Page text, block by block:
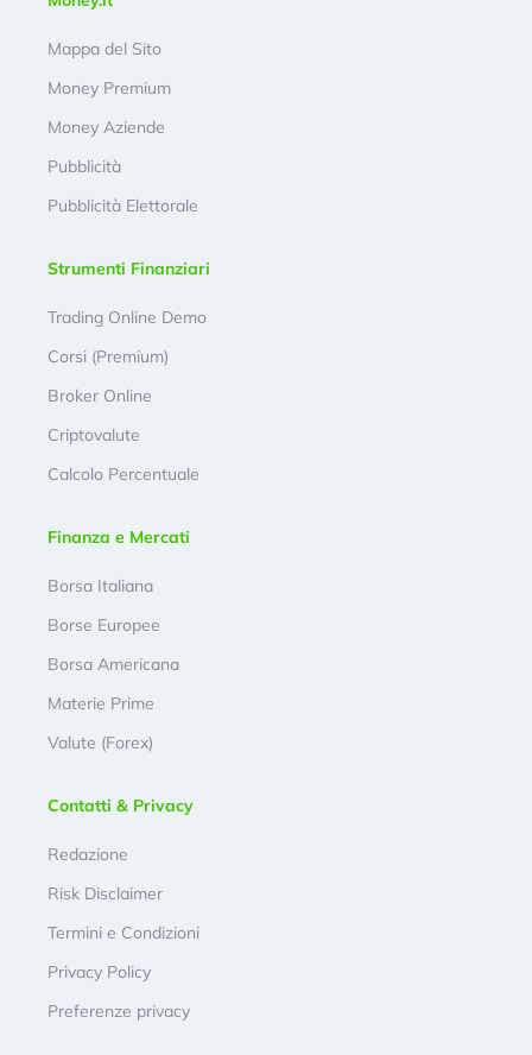
Mappa del Sito
Money Premium
Money Aziende
Pubblicità
Pubblicità Elettorale
Strumenti Finanziari
Trading Online Demo
Corsi (Premium)
Broker Online
Criptovalute
Calcolo Percentuale
Finanza e Mercati
Borsa Italiana
Borse Europee
Borsa Americana
Materie Prime
Valute (Forex)
Contatti & Privacy
Redazione
Risk Disclaimer
Termini e Condizioni
Privacy Policy
Preferenze privacy